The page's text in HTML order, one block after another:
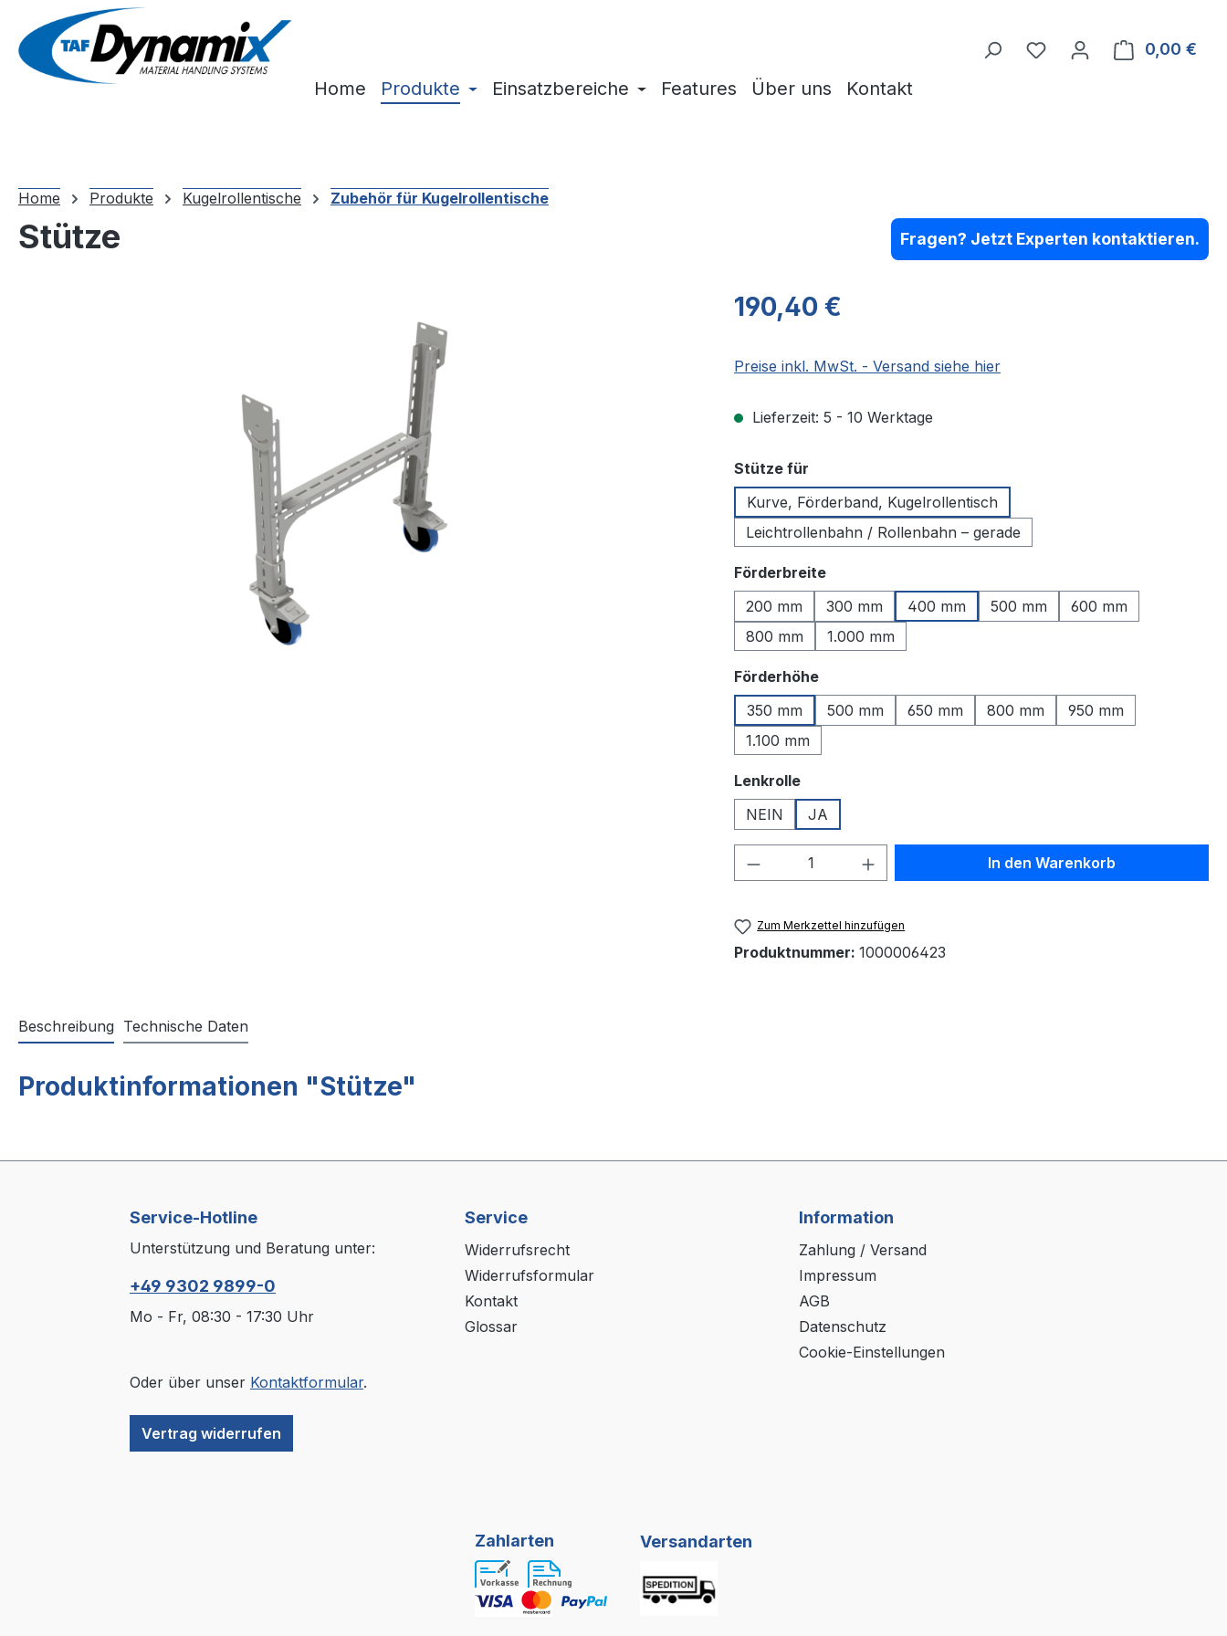
Hauptinhalt springen
Zur Suche springen
Zur Hauptnavigation springen
Du hast 0 Produkte auf
0,00 €
Home Produkte Einsatzbereiche Features Über uns Kontakt
Home Produkte Kugelrollentische Zubehör für Kugelrollentische
Stütze Fragen? Jetzt Experten kontaktieren.
Regulärer Preis:
190,40 €
Preise inkl. MwSt. - Versand siehe hier
Lieferzeit: 5 - 10 Werktage
Stütze für
Kurve, Förderband, Kugelrollentisch
Leichtrollenbahn / Rollenbahn – gerade
Förderbreiteauswählen
200 mm
300 mm 400 mm 500 mm
600 mm
800 mm
1.000 mm
Förderhöheauswählen
350 mm
500 mm 650 mm 800 mm
950 mm
1.100 mm
Lenkrolleauswählen
NEIN
JA
Produkt Anzahl: Gib den gewünschten Wert
In den Warenkorb
Zum Merkzettel hinzufügen
Produktnummer: 1000006423
Beschreibung Technische Daten
Produktinformationen "Stütze"
Service-Hotline
Unterstützung und Beratung unter:
+49 9302 9899-0
Mo - Fr, 08:30 - 17:30 Uhr
Oder über unser Kontaktformular.
Vertrag widerrufen
Service
Widerrufsrecht
Widerrufsformular
Kontakt
Glossar
Information
Zahlung / Versand
Impressum
AGB
Datenschutz
Cookie-Einstellungen
Zahlarten Versandarten